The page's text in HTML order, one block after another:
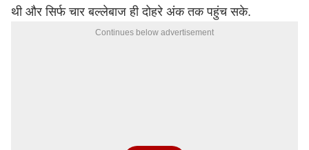
थी और सिर्फ चार बल्लेबाज ही दोहरे अंक तक पहुंच सके.
Continues below advertisement